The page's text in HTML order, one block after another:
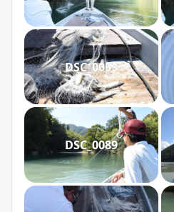
DSC_0053
DSC_0089